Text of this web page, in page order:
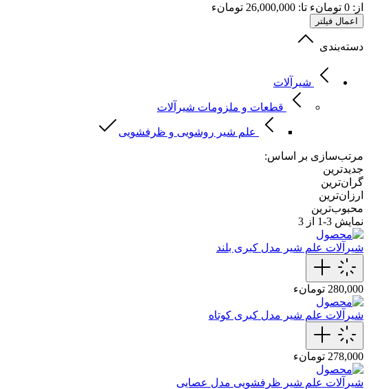
از: 0 تومانء تا: 26,000,000 تومانء
اعمال فیلتر
دسته‌بندی
شیرآلات
قطعات و ملزومات شیرآلات
علم شیر روشویی و ظرفشویی
مرتب‌سازی بر اساس:
جدیدترین
گران‌ترین
ارزان‌ترین
محبوب‌ترین
نمایش 3-1 از 3
شیرآلات علم‌ شیر‌ مدل کبری بلند
280,000 تومانء
شیرآلات علم‌ شیر‌ مدل کبری کوتاه
278,000 تومانء
شیرآلات علم‌ شیر‌ ظرفشویی مدل عصایی